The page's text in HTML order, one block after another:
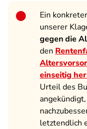
Ein
unserer
gegen die
den
einseitig
Urteil des
letztendlich